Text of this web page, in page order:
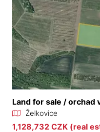
Land for sale / orchad
Želkovice
1,128,732 CZK (real